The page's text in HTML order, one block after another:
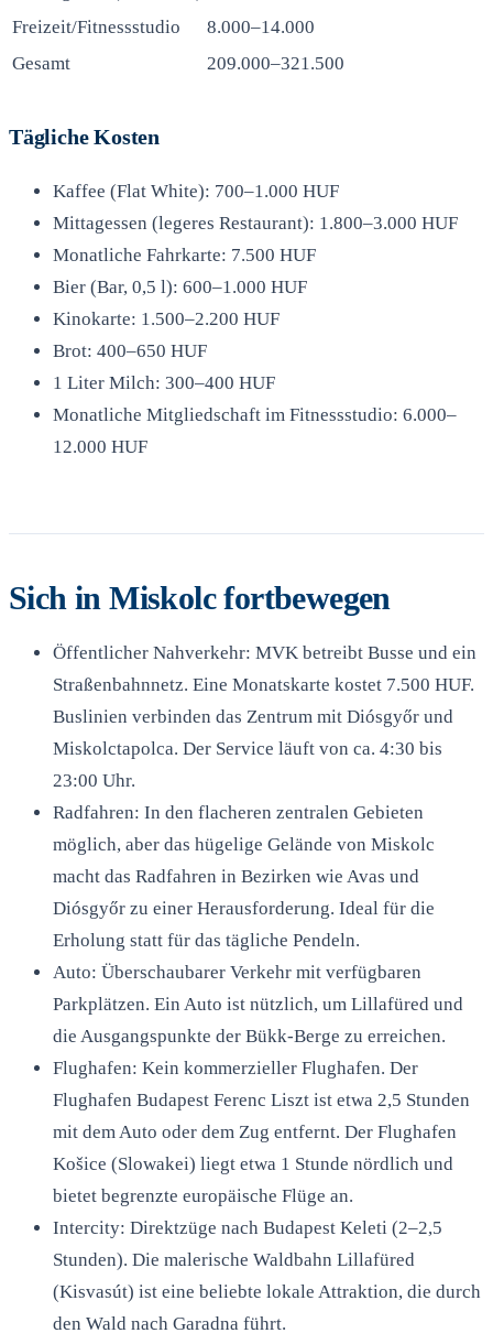
Freizeit/Fitnessstudio
8.000–14.000
Gesamt
209.000–321.500
Tägliche Kosten
Kaffee (Flat White): 700–1.000 HUF
Mittagessen (legeres Restaurant): 1.800–3.000 HUF
Monatliche Fahrkarte: 7.500 HUF
Bier (Bar, 0,5 l): 600–1.000 HUF
Kinokarte: 1.500–2.200 HUF
Brot: 400–650 HUF
1 Liter Milch: 300–400 HUF
Monatliche Mitgliedschaft im Fitnessstudio: 6.000–
12.000 HUF
Sich in Miskolc fortbewegen
Öffentlicher Nahverkehr: MVK betreibt Busse und ein
Straßenbahnnetz. Eine Monatskarte kostet 7.500 HUF.
Buslinien verbinden das Zentrum mit Diósgyőr und
Miskolctapolca. Der Service läuft von ca. 4:30 bis
23:00 Uhr.
Radfahren: In den flacheren zentralen Gebieten
möglich, aber das hügelige Gelände von Miskolc
macht das Radfahren in Bezirken wie Avas und
Diósgyőr zu einer Herausforderung. Ideal für die
Erholung statt für das tägliche Pendeln.
Auto: Überschaubarer Verkehr mit verfügbaren
Parkplätzen. Ein Auto ist nützlich, um Lillafüred und
die Ausgangspunkte der Bükk-Berge zu erreichen.
Flughafen: Kein kommerzieller Flughafen. Der
Flughafen Budapest Ferenc Liszt ist etwa 2,5 Stunden
mit dem Auto oder dem Zug entfernt. Der Flughafen
Košice (Slowakei) liegt etwa 1 Stunde nördlich und
bietet begrenzte europäische Flüge an.
Intercity: Direktzüge nach Budapest Keleti (2–2,5
Stunden). Die malerische Waldbahn Lillafüred
(Kisvasút) ist eine beliebte lokale Attraktion, die durch
den Wald nach Garadna führt.